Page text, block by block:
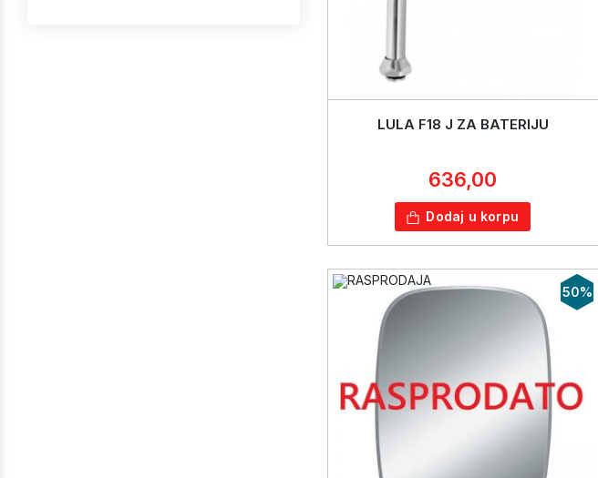
LULA F18 J ZA BATERIJU
636,00
Dodaj u korpu
50%